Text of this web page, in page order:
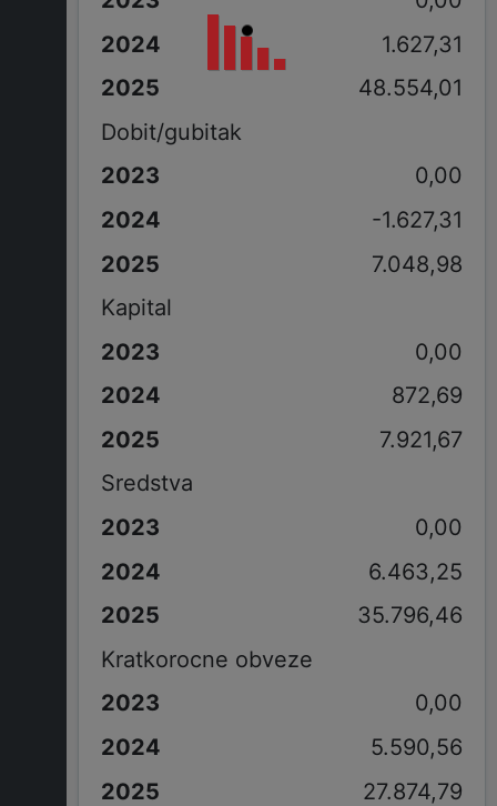
1.627,31
48.554,01
Dobit/gubitak
0,00
-1.627,31
7.048,98
Kapital
0,00
872,69
7.921,67
Sredstva
0,00
6.463,25
35.796,46
Kratkorocne obveze
0,00
5.590,56
27.874,79